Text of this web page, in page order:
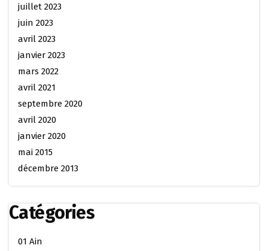
juillet 2023
juin 2023
avril 2023
janvier 2023
mars 2022
avril 2021
septembre 2020
avril 2020
janvier 2020
mai 2015
décembre 2013
Catégories
01 Ain